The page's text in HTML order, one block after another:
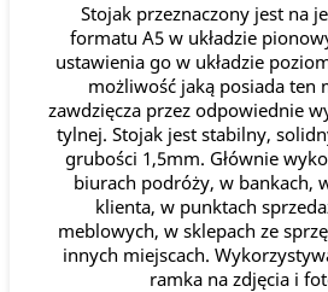
Stojak przeznaczony jest na
formatu A5 w układzie
ustawienia go w układzie
możliwość jaką posiada ten
zawdzięcza przez odpowiednie
tylnej. Stojak jest stabilny,
grubości 1,5mm. Głównie
biurach podróży, w bankach,
klienta, w punktach
meblowych, w sklepach ze
innych miejscach.
ramka na zdjęcia i